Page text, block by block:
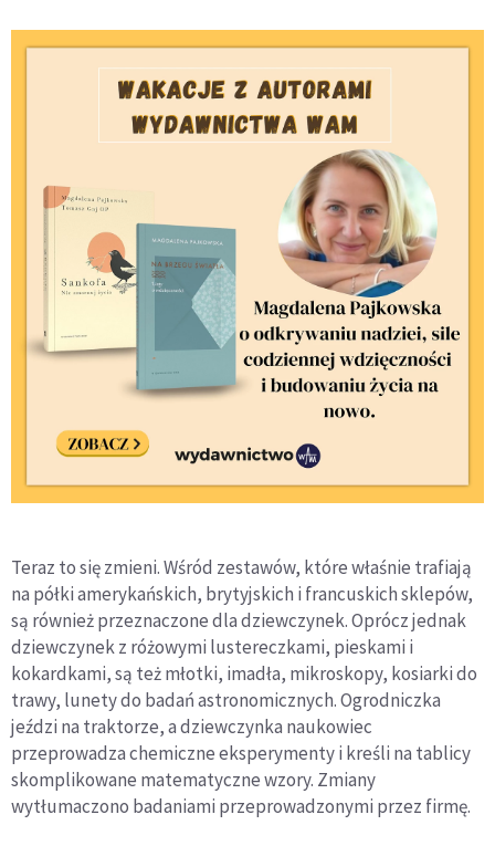
Teraz to się zmieni. Wśród zestawów, które właśnie trafiają
na półki amerykańskich, brytyjskich i francuskich sklepów,
są również przeznaczone dla dziewczynek. Oprócz jednak
dziewczynek z różowymi lustereczkami, pieskami i
kokardkami, są też młotki, imadła, mikroskopy, kosiarki do
trawy, lunety do badań astronomicznych. Ogrodniczka
jeździ na traktorze, a dziewczynka naukowiec
przeprowadza chemiczne eksperymenty i kreśli na tablicy
skomplikowane matematyczne wzory. Zmiany
wytłumaczono badaniami przeprowadzonymi przez firmę.